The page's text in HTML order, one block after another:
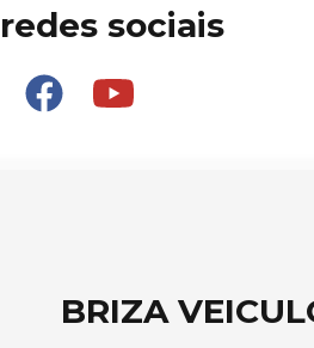
sociais
BRIZA